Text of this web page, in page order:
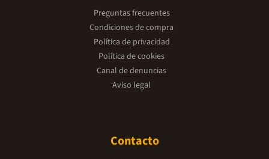
Preguntas frecuentes
Condiciones de compra
Política de privacidad
Política de cookies
Canal de denuncias
Aviso legal
Contacto